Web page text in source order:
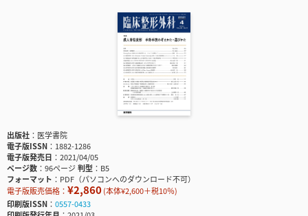
出版社
医学書院
電子版ISSN
1882-1286
電子版発売日
2021/04/05
ページ数
96ページ判型
B5
フォーマット
PDF（パソコンへのダウンロード不可）
電子版販売価格： ¥2,860(本体¥2,600＋税10％)
印刷版ISSN
0557-0433